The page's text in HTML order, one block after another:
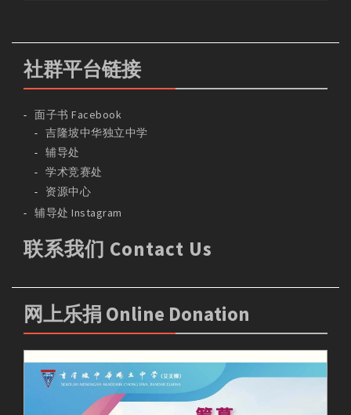
社群平台链接
面子书 Facebook
吉隆坡中华独立中学
辅导处
学术竞赛处
资源中心
辅导处 Instagram
联系我们 Contact Us
网上乐捐 Online Donation